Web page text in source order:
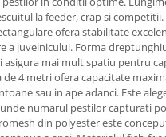
la feeder, crap si competitii.
ofera stabilitate
a juvelnicului. Forma
asigura mai mult spatiu pentru
de 4 metri ofera capacitate
sau in ape adanci. Este
numarul pestilor capturati
din polyester este